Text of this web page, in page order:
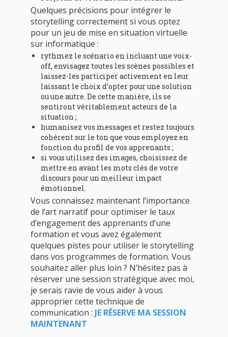
Quelques précisions pour intégrer le
storytelling correctement si vous optez
pour un jeu de mise en situation virtuelle
sur informatique :
rythmez le scénario en incluant une voix-
off, envisagez toutes les scènes possibles et
laissez-les participer activement en leur
laissant le choix d’opter pour une solution
ou une autre. De cette manière, ils se
sentiront véritablement acteurs de la
situation ;
humanisez vos messages et restez toujours
cohérent sur le ton que vous employez en
fonction du profil de vos apprenants ;
si vous utilisez des images, choisissez de
mettre en avant les mots clés de votre
discours pour un meilleur impact
émotionnel.
Vous connaissez maintenant l’importance
de l’art narratif pour optimiser le taux
d’engagement des apprenants d’une
formation et vous avez également
quelques pistes pour utiliser le storytelling
dans vos programmes de formation. Vous
souhaitez aller plus loin ? N’hésitez pas à
réserver une session stratégique avec moi,
je serais ravie de vous aider à vous
approprier cette technique de
communication : JE RÉSERVE MA SESSION
MAINTENANT